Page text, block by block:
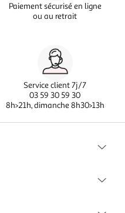
Paiement sécurisé en ligne
ou au retrait
Service client 7j/7
03 59 30 59 30
8h>21h, dimanche 8h30>13h